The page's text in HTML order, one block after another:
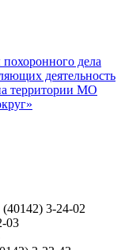
дела
деятельность
территории МО
(40142) 3-24-02
03